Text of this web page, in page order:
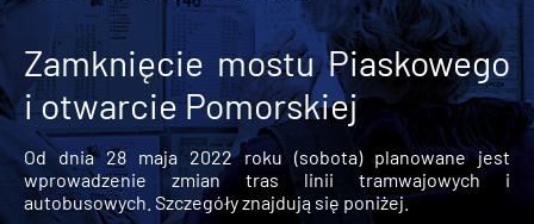
Zamknięcie mostu Piaskowego
i otwarcie Pomorskiej
Od dnia 28 maja 2022 roku (sobota) planowane jest
wprowadzenie zmian tras linii tramwajowych i
autobusowych. Szczegóły znajdują się poniżej.